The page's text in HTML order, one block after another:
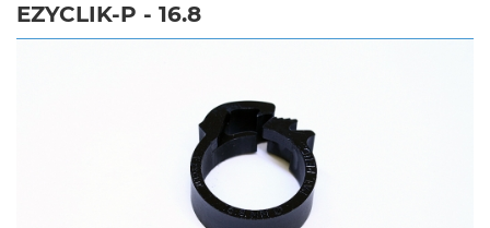
EZYCLIK-P - 16.8